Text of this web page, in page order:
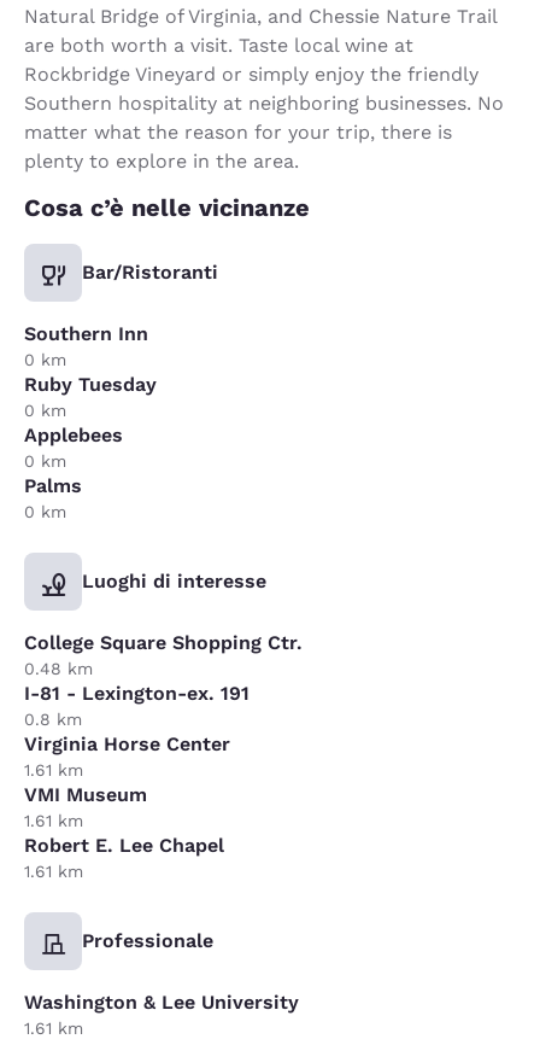
Natural Bridge of Virginia, and Chessie Nature Trail
are both worth a visit. Taste local wine at
Rockbridge Vineyard or simply enjoy the friendly
Southern hospitality at neighboring businesses. No
matter what the reason for your trip, there is
plenty to explore in the area.
Cosa c’è nelle vicinanze
Bar/Ristoranti
Southern Inn
0 km
Ruby Tuesday
0 km
Applebees
0 km
Palms
0 km
Luoghi di interesse
College Square Shopping Ctr.
0.48 km
I-81 - Lexington-ex. 191
0.8 km
Virginia Horse Center
1.61 km
VMI Museum
1.61 km
Robert E. Lee Chapel
1.61 km
Professionale
Washington & Lee University
1.61 km